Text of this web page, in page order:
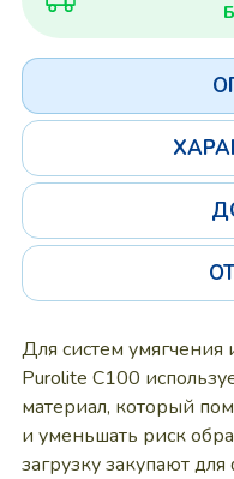
Для систем умягчения
Purolite C100
материал, который
и уменьшать риск
загрузку закупают